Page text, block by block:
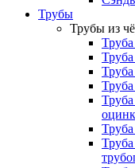
Трубы
Трубы из
Труба
Труба